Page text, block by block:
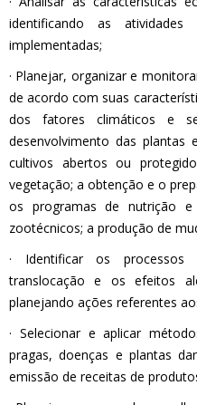
identificando as
implementadas;
· Planejar, organizar e
de acordo com suas
dos fatores climáticos e
desenvolvimento das plantas
cultivos abertos ou
vegetação; a obtenção e o
os programas de nutrição
zootécnicos; a produção de
· Identificar os processos
translocação e os efeitos
planejando ações referentes
· Selecionar e aplicar
pragas, doenças e plantas
emissão de receitas de